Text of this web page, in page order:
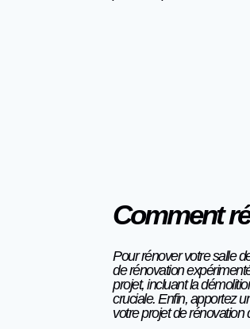
Comment
Pour rénover votre salle
de rénovation
projet, incluant la
cruciale. Enfin, apportez
votre projet de